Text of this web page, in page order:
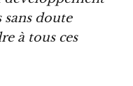
sans doute
à tous ces